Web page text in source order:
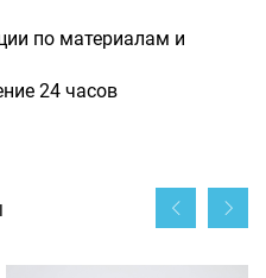
по материалам и
24 часов